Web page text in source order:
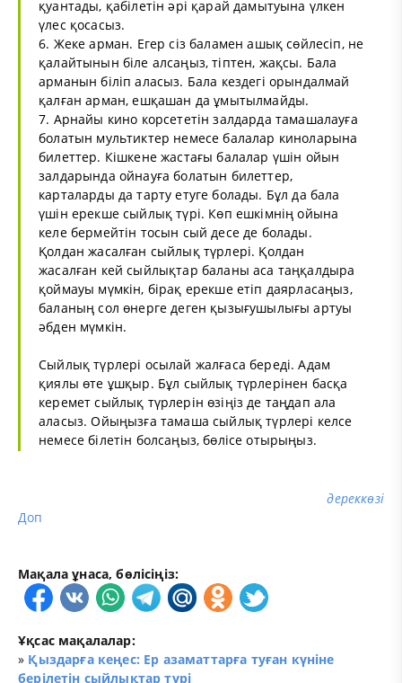
қуантады, қабілетін әрі қарай дамытуына үлкен
үлес қосасыз.
6. Жеке арман. Егер сіз баламен ашық сөйлесіп, не
қалайтынын біле алсаңыз, тіптен, жақсы. Бала
арманын біліп аласыз. Бала кездегі орындалмай
қалған арман, ешқашан да ұмытылмайды.
7. Арнайы кино корсететін залдарда тамашалауға
болатын мультиктер немесе балалар киноларына
билеттер. Кішкене жастағы балалар үшін ойын
залдарында ойнауға болатын билеттер,
карталарды да тарту етуге болады. Бұл да бала
үшін ерекше сыйлық түрі. Көп ешкімнің ойына
келе бермейтін тосын сый десе де болады.
Қолдан жасалған сыйлық түрлері. Қолдан
жасалған кей сыйлықтар баланы аса таңқалдыра
қоймауы мүмкін, бірақ ерекше етіп даярласаңыз,
баланың сол өнерге деген қызығушылығы артуы
әбден мүмкін.
Сыйлық түрлері осылай жалғаса береді. Адам
қиялы өте ұшқыр. Бұл сыйлық түрлерінен басқа
керемет сыйлық түрлерін өзіңіз де таңдап ала
аласыз. Ойыңызға тамаша сыйлық түрлері келсе
немесе білетін болсаңыз, бөлісе отырыңыз.
дереккөзі
Доп
Мақала ұнаса, бөлісіңіз:
Ұқсас мақалалар:
» Қыздарға кеңес: Ер азаматтарға туған күніне
берілетін сыйлықтар түрі